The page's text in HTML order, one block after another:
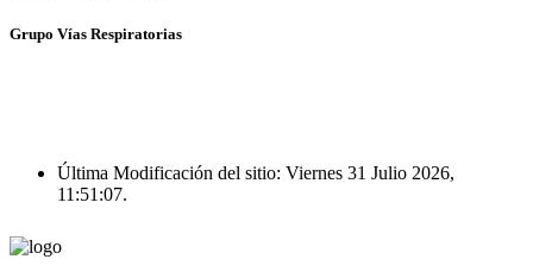
Grupo Vías Respiratorias
Última Modificación del sitio: Viernes 31 Julio 2026,
11:51:07.